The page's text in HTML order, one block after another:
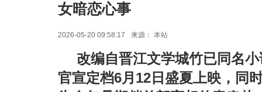
女暗恋心事
2026-05-20 09:58:17 来源： 本站
改编自晋江文学城竹已同名
官宣定档6月12日盛夏上映，同